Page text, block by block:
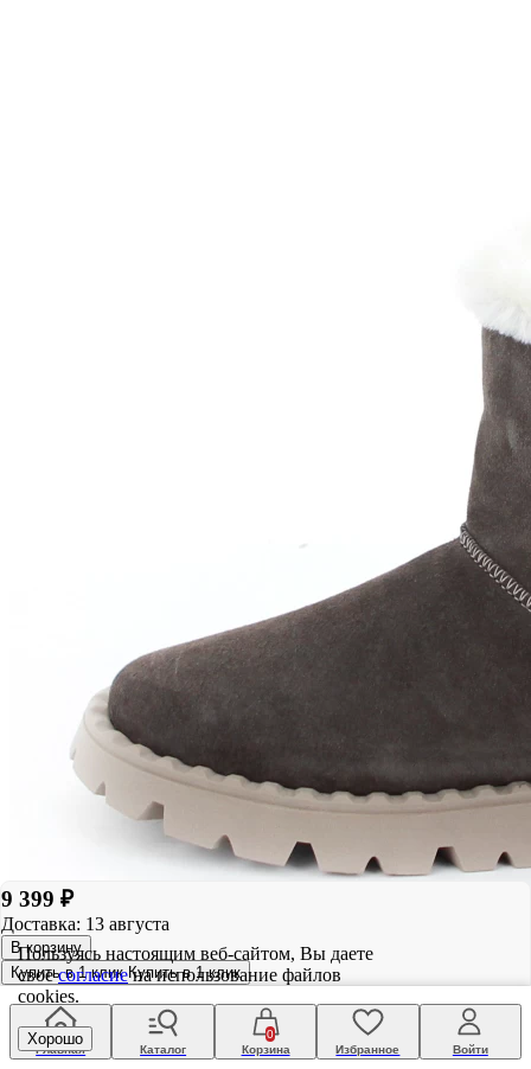
9 399 ₽
Доставка: 13 августа
В корзину
Купить в 1 клик Купить в 1 клик
Главная Каталог
0
Корзина
Избранное Войти
Пользуясь настоящим веб-сайтом, Вы даете
своесогласиена использование файлов
cookies.
Хорошо